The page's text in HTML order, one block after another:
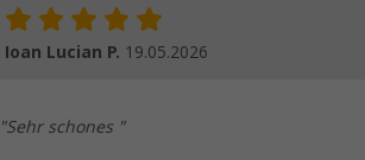
Ioan Lucian P. 19.05.2026
"Sehr schones "